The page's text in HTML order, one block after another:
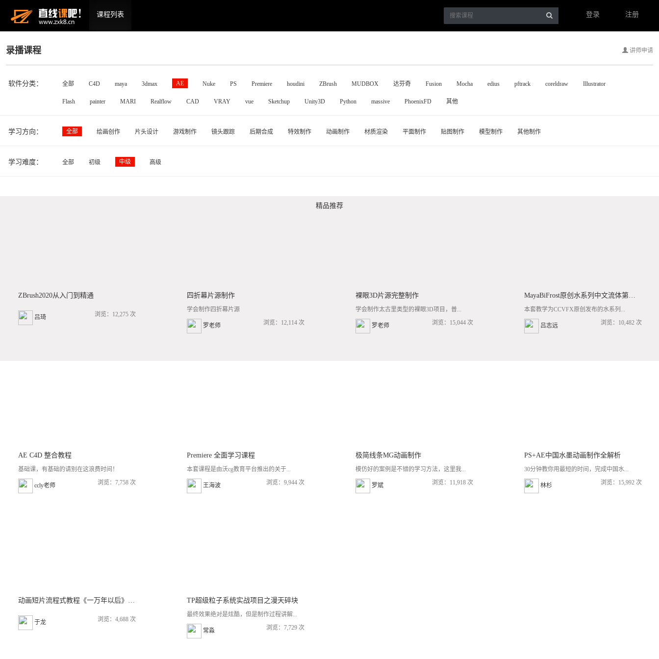
课程列表 登录 注册
录播课程 讲师申请
软件分类： 全部 C4D maya 3dmax AE Nuke PS Premiere houdini ZBrush MUDBOX 达芬奇 Fusion Mocha edius pftrack coreldraw Illustrator
Flash painter MARI Realflow CAD VRAY vue Sketchup Unity3D Python massive PhoenixFD 其他
学习方向： 全部 绘画创作 片头设计 游戏制作 镜头跟踪 后期合成 特效制作 动画制作 材质渲染 平面制作 贴图制作 模型制作 其他制作
学习难度： 全部 初级 中级 高级
精品推荐
ZBrush2020从入门到精通
吕琦 浏览：12,275 次
四折幕片源制作
学会制作四折幕片源
罗老师 浏览：12,114 次
裸眼3D片源完整制作
学会制作太古里类型的裸眼3D项目，普...
罗老师 浏览：15,044 次
MayaBiFrost原创水系列中文流体第三套BF基础/高阶案例全流程教学
本套教学为CCVFX原创发布的水系列...
吕志远 浏览：10,482 次
AE C4D 整合教程
基础课，有基础的请别在这浪费时间！
ccly老师 浏览：7,758 次
Premiere 全面学习课程
本套课程是由沃cg教育平台推出的关于...
王海波 浏览：9,944 次
极简线条MG动画制作
模仿好的案例是不错的学习方法，这里我...
罗斌 浏览：11,918 次
PS+AE中国水墨动画制作全解析
30分钟教你用最短的时间，完成中国水...
林杉 浏览：15,992 次
动画短片流程式教程《一万年以后》（下）
于龙 浏览：4,688 次
TP超级粒子系统实战项目之漫天碎块
最终效果绝对是炫酷，但是制作过程讲解...
常淼 浏览：7,729 次